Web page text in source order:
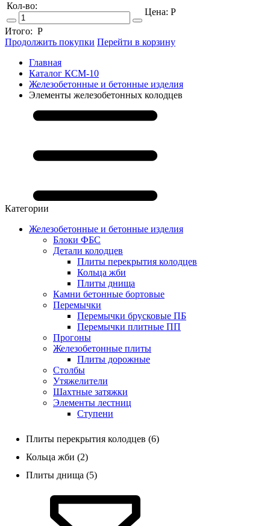
Кол-во:
Цена: Р
Итого: Р
Продолжить покупки Перейти в корзину
Главная
Каталог КСМ-10
Железобетонные и бетонные изделия
Элементы железобетонных колодцев
Категории
Железобетонные и бетонные изделия
Блоки ФБС
Детали колодцев
Плиты перекрытия колодцев
Кольца жби
Плиты днища
Камни бетонные бортовые
Перемычки
Перемычки брусковые ПБ
Перемычки плитные ПП
Прогоны
Железобетонные плиты
Плиты дорожные
Столбы
Утяжелители
Шахтные затяжки
Элементы лестниц
Ступени
Плиты перекрытия колодцев (6)
Кольца жби (2)
Плиты днища (5)